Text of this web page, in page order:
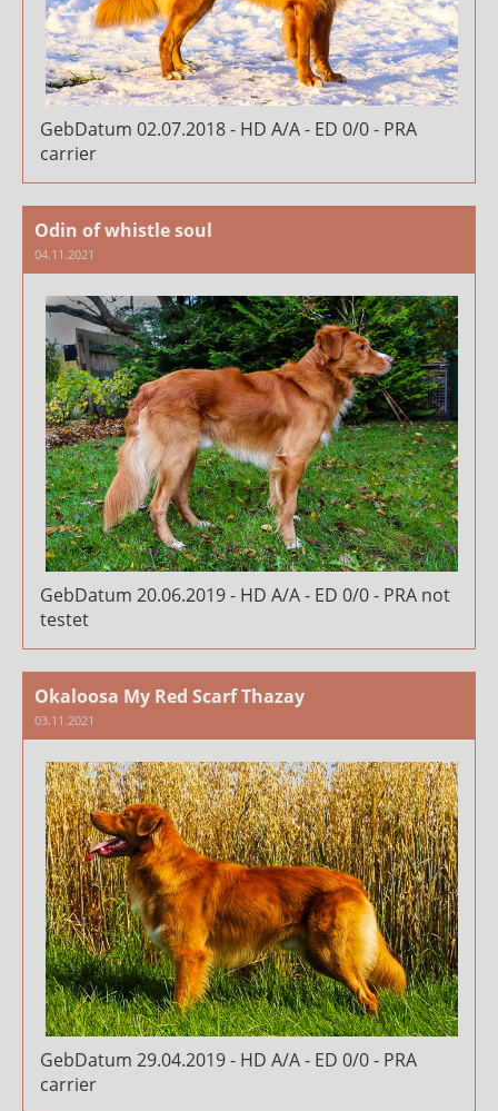
GebDatum 02.07.2018 - HD A/A - ED 0/0 - PRA
carrier
Odin of whistle soul
04.11.2021
GebDatum 20.06.2019 - HD A/A - ED 0/0 - PRA not
testet
Okaloosa My Red Scarf Thazay
03.11.2021
GebDatum 29.04.2019 - HD A/A - ED 0/0 - PRA
carrier